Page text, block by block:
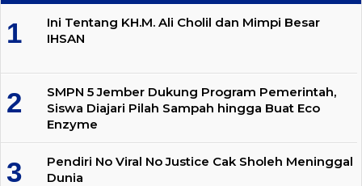
Ini Tentang KH.M. Ali Cholil dan Mimpi Besar
IHSAN
SMPN 5 Jember Dukung Program Pemerintah,
Siswa Diajari Pilah Sampah hingga Buat Eco
Enzyme
Pendiri No Viral No Justice Cak Sholeh Meninggal
Dunia